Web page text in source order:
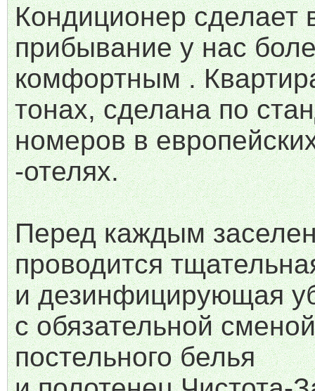
Кондиционер сделает
прибывание у нас
комфортным .
тонах, сделана по
номеров в
-отелях.
Перед каждым
проводится
и дезинфицирующая
с обязательной сменой
постельного белья